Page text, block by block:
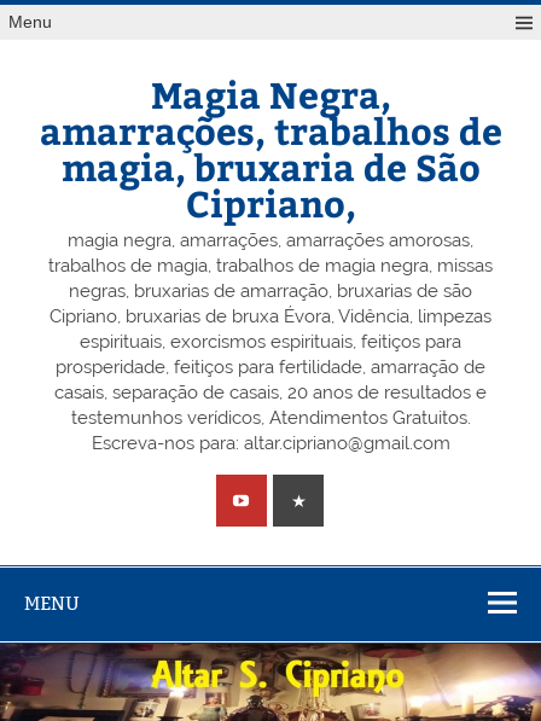
Skip
toMenu
Magia Negra,
amarrações, trabalhos de
magia, bruxaria de São
Cipriano,
magia negra, amarrações, amarrações amorosas,
trabalhos de magia, trabalhos de magia negra, missas
negras, bruxarias de amarração, bruxarias de são
Cipriano, bruxarias de bruxa Évora, Vidência, limpezas
espirituais, exorcismos espirituais, feitiços para
prosperidade, feitiços para fertilidade, amarração de
casais, separação de casais, 20 anos de resultados e
testemunhos verídicos, Atendimentos Gratuitos.
Escreva-nos para: altar.cipriano@gmail.com
MENU